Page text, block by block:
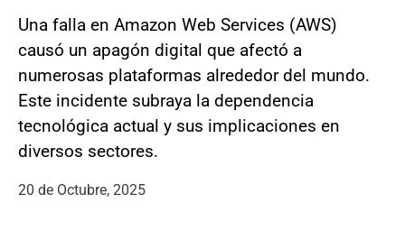
Una falla en Amazon Web Services (AWS)
causó un apagón digital que afectó a
numerosas plataformas alrededor del mundo.
Este incidente subraya la dependencia
tecnológica actual y sus implicaciones en
diversos sectores.
20 de Octubre, 2025